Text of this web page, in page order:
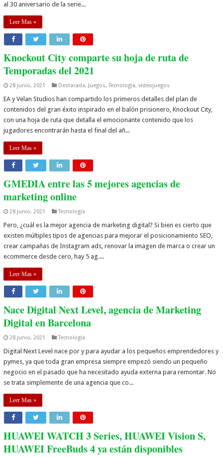
al 30 aniversario de la serie...
Leer Mas »
Knockout City comparte su hoja de ruta de
Temporadas del 2021
28 junio, 2021 Destacada, Juegos,Tecnología,videojuegos
EA y Velan Studios han compartido los primeros detalles del plan de
contenidos del gran éxito inspirado en el balón prisionero, Knockout City,
con una hoja de ruta que detalla el emocionante contenido que los
jugadores encontrarán hasta el final del añ...
Leer Mas »
GMEDIA entre las 5 mejores agencias de
marketing online
28 junio, 2021 Tecnología
Pero, ¿cuál es la mejor agencia de marketing digital? Si bien es cierto que
existen múltiples tipos de agencias para mejorar el posicionamiento SEO,
crear campañas de Instagram ads, renovar la imagen de marca o crear un
ecommerce desde cero, hay 5 ag....
Leer Mas »
Nace Digital Next Level, agencia de Marketing
Digital en Barcelona
28 junio, 2021 Tecnología
Digital Next Level nace por y para ayudar a los pequeños emprendedores y
pymes, ya que toda gran empresa siempre empezó siendo un pequeño
negocio en el pasado que ha necesitado ayuda externa para remontar. No
se trata simplemente de una agencia que co...
Leer Mas »
HUAWEI WATCH 3 Series, HUAWEI Vision S,
HUAWEI FreeBuds 4 ya están disponibles